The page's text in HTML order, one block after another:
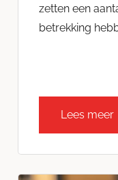
zetten een
betrekking
Lees meer